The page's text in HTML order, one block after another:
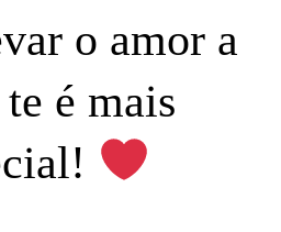
o amor a
é mais